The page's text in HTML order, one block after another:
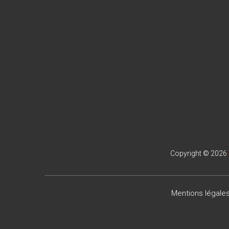
Copyright © 2026
Mentions légales